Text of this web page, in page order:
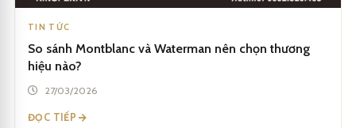
TIN TỨC
So sánh Montblanc và Waterman nên chọn thương
hiệu nào?
27/03/2026
ĐỌC TIẾP